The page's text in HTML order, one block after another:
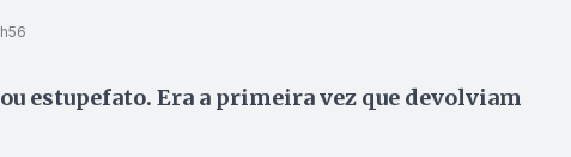
estupefato. Era a primeira vez que devolviam